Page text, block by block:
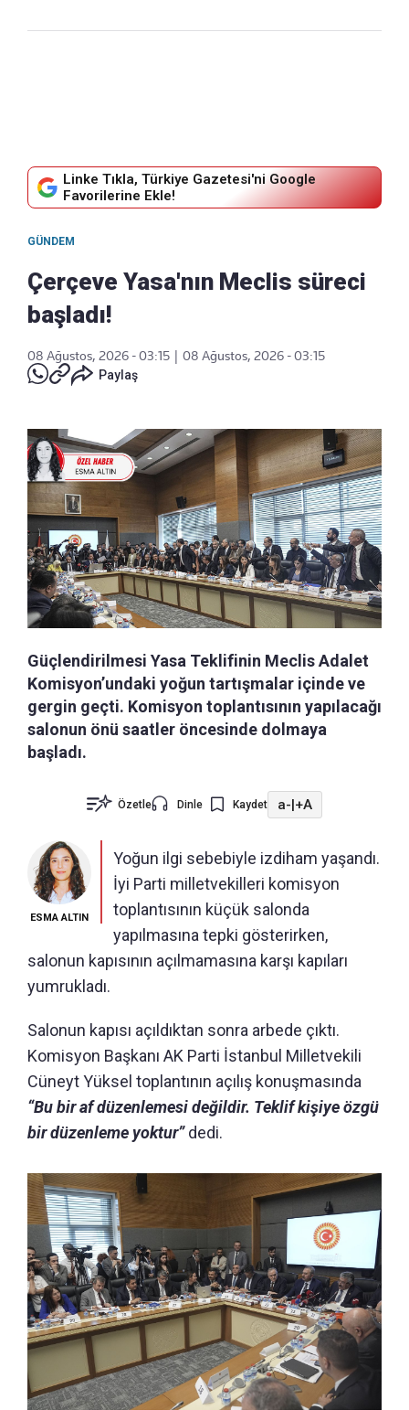
Linke Tıkla, Türkiye Gazetesi'ni Google
Favorilerine Ekle!
GÜNDEM
Çerçeve Yasa'nın Meclis süreci
başladı!
08 Ağustos, 2026 - 03:15
08 Ağustos, 2026 - 03:15
Paylaş
Güçlendirilmesi Yasa Teklifinin Meclis Adalet
Komisyon’undaki yoğun tartışmalar içinde ve
gergin geçti. Komisyon toplantısının yapılacağı
salonun önü saatler öncesinde dolmaya
başladı.
Özetle Dinle Kaydet a-|+A
ESMA ALTIN
Yoğun ilgi sebebiyle izdiham yaşandı.
İyi Parti milletvekilleri komisyon
toplantısının küçük salonda
yapılmasına tepki gösterirken,
salonun kapısının açılmamasına karşı kapıları
yumrukladı.
Salonun kapısı açıldıktan sonra arbede çıktı.
Komisyon Başkanı AK Parti İstanbul Milletvekili
Cüneyt Yüksel toplantının açılış konuşmasında
“Bu bir af düzenlemesi değildir. Teklif kişiye özgü
bir düzenleme yoktur”dedi.